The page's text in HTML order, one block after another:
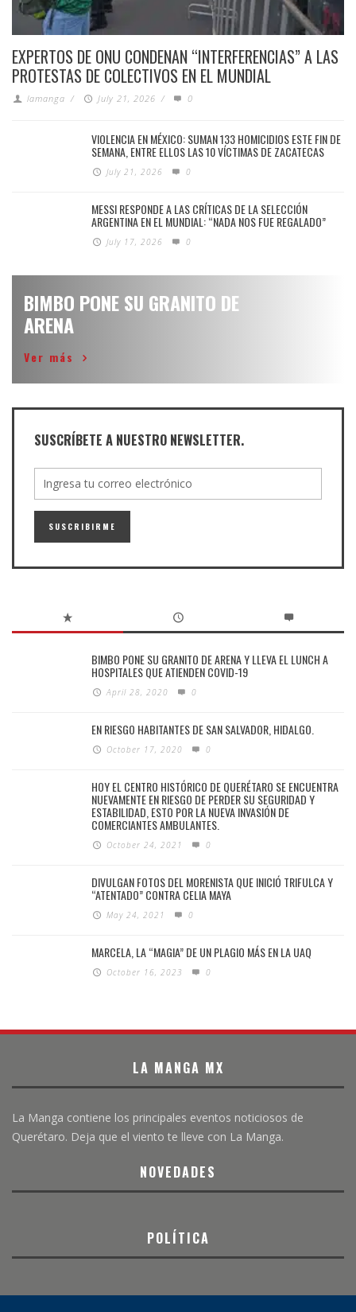
EXPERTOS DE ONU CONDENAN “INTERFERENCIAS” A LAS
PROTESTAS DE COLECTIVOS EN EL MUNDIAL
lamanga / July 21, 2026 / 0
VIOLENCIA EN MÉXICO: SUMAN 133 HOMICIDIOS ESTE FIN DE
SEMANA, ENTRE ELLOS LAS 10 VÍCTIMAS DE ZACATECAS
July 21, 2026 0
MESSI RESPONDE A LAS CRÍTICAS DE LA SELECCIÓN
ARGENTINA EN EL MUNDIAL: “NADA NOS FUE REGALADO”
July 17, 2026 0
BIMBO PONE SU GRANITO DE
ARENA
Ver más
SUSCRÍBETE A NUESTRO NEWSLETTER.
BIMBO PONE SU GRANITO DE ARENA Y LLEVA EL LUNCH A
HOSPITALES QUE ATIENDEN COVID-19
April 28, 2020 0
EN RIESGO HABITANTES DE SAN SALVADOR, HIDALGO.
October 17, 2020 0
HOY EL CENTRO HISTÓRICO DE QUERÉTARO SE ENCUENTRA
NUEVAMENTE EN RIESGO DE PERDER SU SEGURIDAD Y
ESTABILIDAD, ESTO POR LA NUEVA INVASIÓN DE
COMERCIANTES AMBULANTES.
October 24, 2021 0
DIVULGAN FOTOS DEL MORENISTA QUE INICIÓ TRIFULCA Y
“ATENTADO” CONTRA CELIA MAYA
May 24, 2021 0
MARCELA, LA “MAGIA” DE UN PLAGIO MÁS EN LA UAQ
October 16, 2023 0
LA MANGA MX
La Manga contiene los principales eventos noticiosos de
Querétaro. Deja que el viento te lleve con La Manga.
NOVEDADES
POLÍTICA